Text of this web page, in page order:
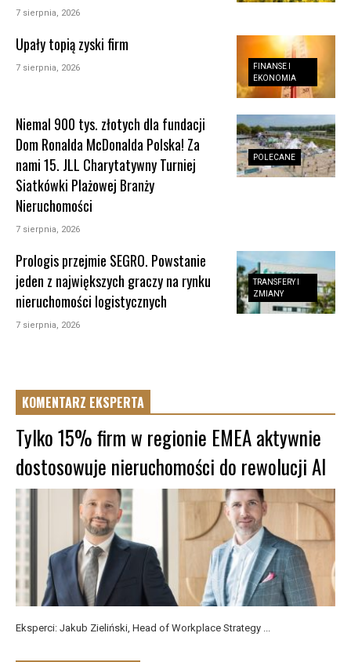
7 sierpnia, 2026
FINANSE I
EKONOMIA
Upały topią zyski firm
7 sierpnia, 2026
POLECANE
Niemal 900 tys. złotych dla fundacji
Dom Ronalda McDonalda Polska! Za
nami 15. JLL Charytatywny Turniej
Siatkówki Plażowej Branży
Nieruchomości
7 sierpnia, 2026
TRANSFERY I
ZMIANY
Prologis przejmie SEGRO. Powstanie
jeden z największych graczy na rynku
nieruchomości logistycznych
7 sierpnia, 2026
KOMENTARZ EKSPERTA
Tylko 15% firm w regionie EMEA aktywnie
dostosowuje nieruchomości do rewolucji AI
Eksperci: Jakub Zieliński, Head of Workplace Strategy ...